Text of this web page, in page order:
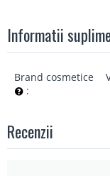
Informatii
Brand cosmetice
:
Recenzii